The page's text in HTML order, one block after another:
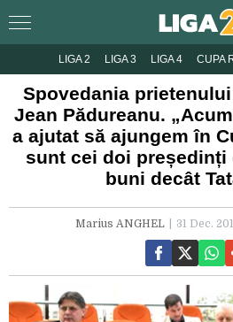
LIGA 2 LIGA 3 LIGA 4 CUPA
Spovedania
Jean Pădureanu.
a ajutat să ajungem în
sunt cei doi președinți
buni decât
Marius ANGHEL 31 Dec.